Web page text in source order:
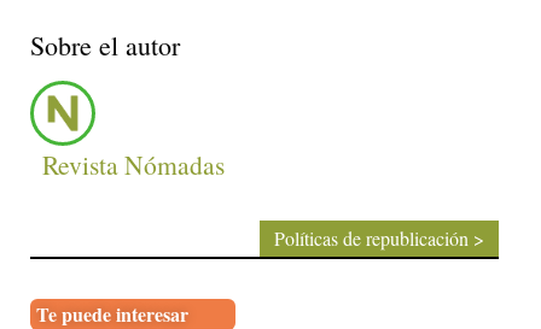
Sobre el autor
Revista Nómadas
Políticas de republicación >
Te puede interesar